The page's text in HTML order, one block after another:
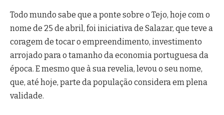
Todo mundo sabe que a ponte sobre o Tejo, hoje com o
nome de 25 de abril, foi iniciativa de Salazar, que teve a
coragem de tocar o empreendimento, investimento
arrojado para o tamanho da economia portuguesa da
época. E mesmo que à sua revelia, levou o seu nome,
que, até hoje, parte da população considera em plena
validade.